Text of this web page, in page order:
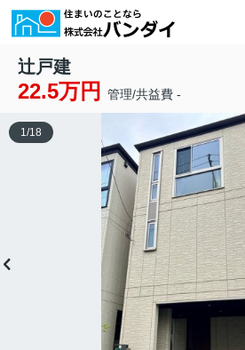
辻戸建
22.5万円 管理/共益費 -
1/18